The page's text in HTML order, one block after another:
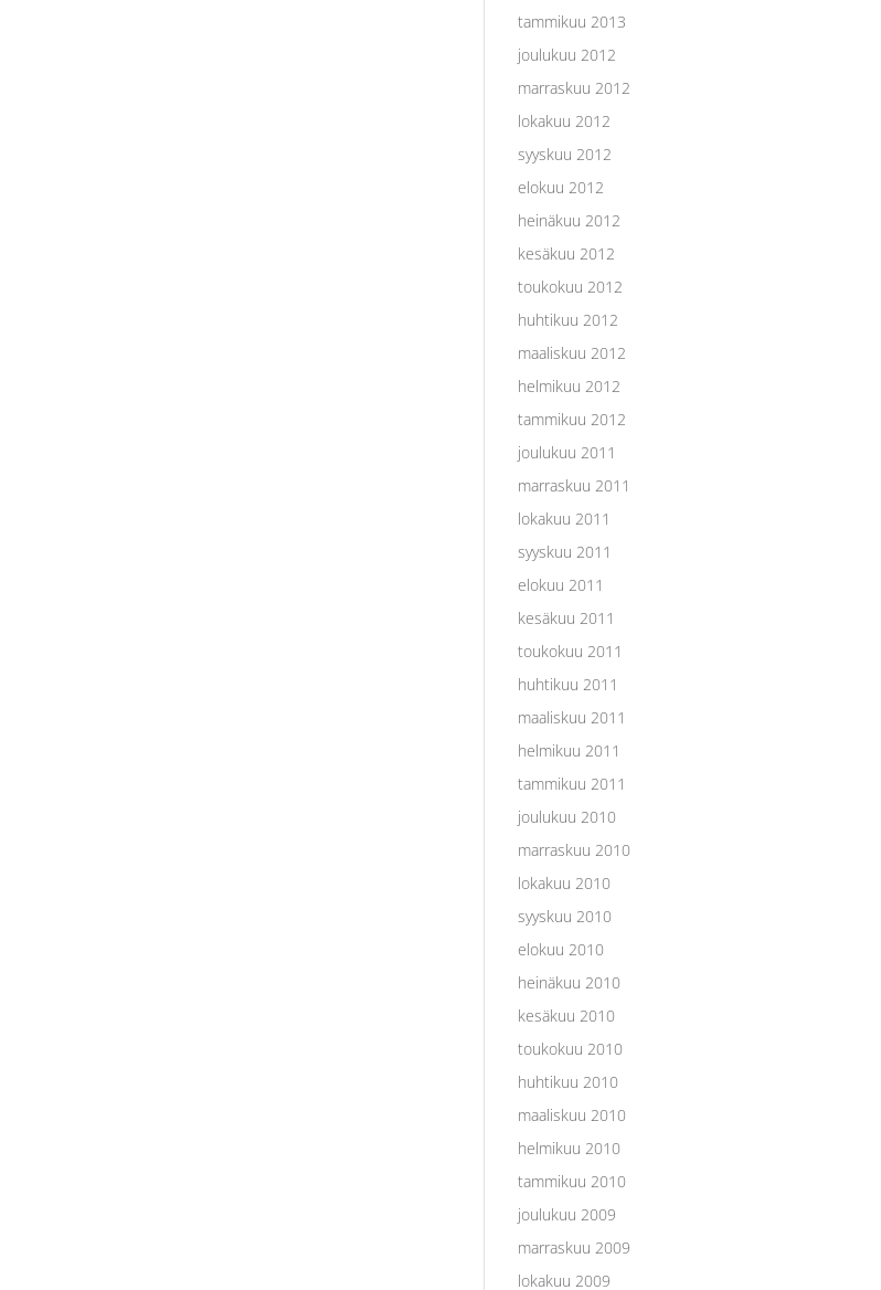
tammikuu 2013
joulukuu 2012
marraskuu 2012
lokakuu 2012
syyskuu 2012
elokuu 2012
heinäkuu 2012
kesäkuu 2012
toukokuu 2012
huhtikuu 2012
maaliskuu 2012
helmikuu 2012
tammikuu 2012
joulukuu 2011
marraskuu 2011
lokakuu 2011
syyskuu 2011
elokuu 2011
kesäkuu 2011
toukokuu 2011
huhtikuu 2011
maaliskuu 2011
helmikuu 2011
tammikuu 2011
joulukuu 2010
marraskuu 2010
lokakuu 2010
syyskuu 2010
elokuu 2010
heinäkuu 2010
kesäkuu 2010
toukokuu 2010
huhtikuu 2010
maaliskuu 2010
helmikuu 2010
tammikuu 2010
joulukuu 2009
marraskuu 2009
lokakuu 2009